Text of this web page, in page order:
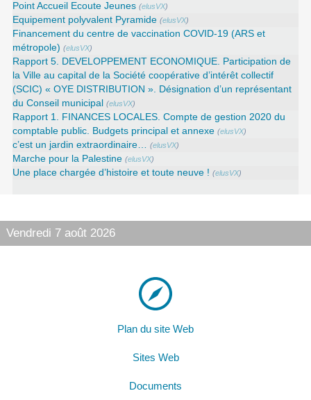
Point Accueil Ecoute Jeunes (elusVX)
Equipement polyvalent Pyramide (elusVX)
Financement du centre de vaccination COVID-19 (ARS et
métropole) (elusVX)
Rapport 5. DEVELOPPEMENT ECONOMIQUE. Participation de
la Ville au capital de la Société coopérative d’intérêt collectif
(SCIC) « OYE DISTRIBUTION ». Désignation d’un représentant
du Conseil municipal
(elusVX)
Rapport 1. FINANCES LOCALES. Compte de gestion 2020 du
comptable public. Budgets principal et annexe (elusVX)
c’est un jardin extraordinaire… (elusVX)
Marche pour la Palestine (elusVX)
Une place chargée d’histoire et toute neuve ! (elusVX)
Vendredi 7 août 2026
Plan du site Web
Sites Web
Documents